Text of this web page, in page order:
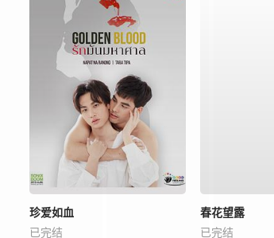
珍爱如血
已完结
春花望露
已完结